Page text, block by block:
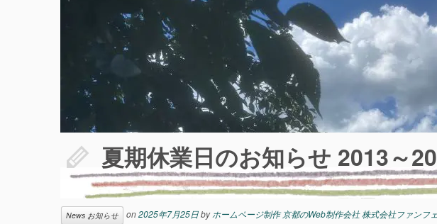
夏期休業日のお知らせ 2013～
News お知らせ on2025年7月25日byホームページ制作 京都のWeb制作会社 株式会社ファンフ